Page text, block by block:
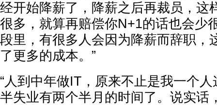
经开始降薪了，降薪之后再裁员，这
很多，就算再赔偿你N+1的话也会少
段里，有很多人会因为降薪而辞职，
了更多的成本。”
“人到中年做IT，原来不止是我一个
半失业有两个半月的时间了。说实话